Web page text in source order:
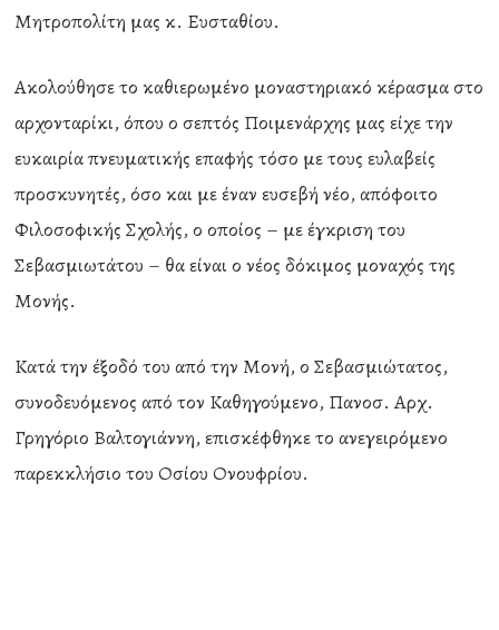
Μητροπολίτη μας κ. Ευσταθίου.
Ακολούθησε το καθιερωμένο μοναστηριακό κέρασμα στο
αρχονταρίκι, όπου ο σεπτός Ποιμενάρχης μας είχε την
ευκαιρία πνευματικής επαφής τόσο με τους ευλαβείς
προσκυνητές, όσο και με έναν ευσεβή νέο, απόφοιτο
Φιλοσοφικής Σχολής, ο οποίος – με έγκριση του
Σεβασμιωτάτου – θα είναι ο νέος δόκιμος μοναχός της
Μονής.
Κατά την έξοδό του από την Μονή, ο Σεβασμιώτατος,
συνοδευόμενος από τον Καθηγούμενο, Πανοσ. Αρχ.
Γρηγόριο Βαλτογιάννη, επισκέφθηκε το ανεγειρόμενο
παρεκκλήσιο του Οσίου Ονουφρίου.